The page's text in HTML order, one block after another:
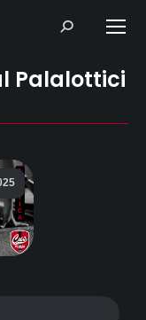
Search:
Palalottici